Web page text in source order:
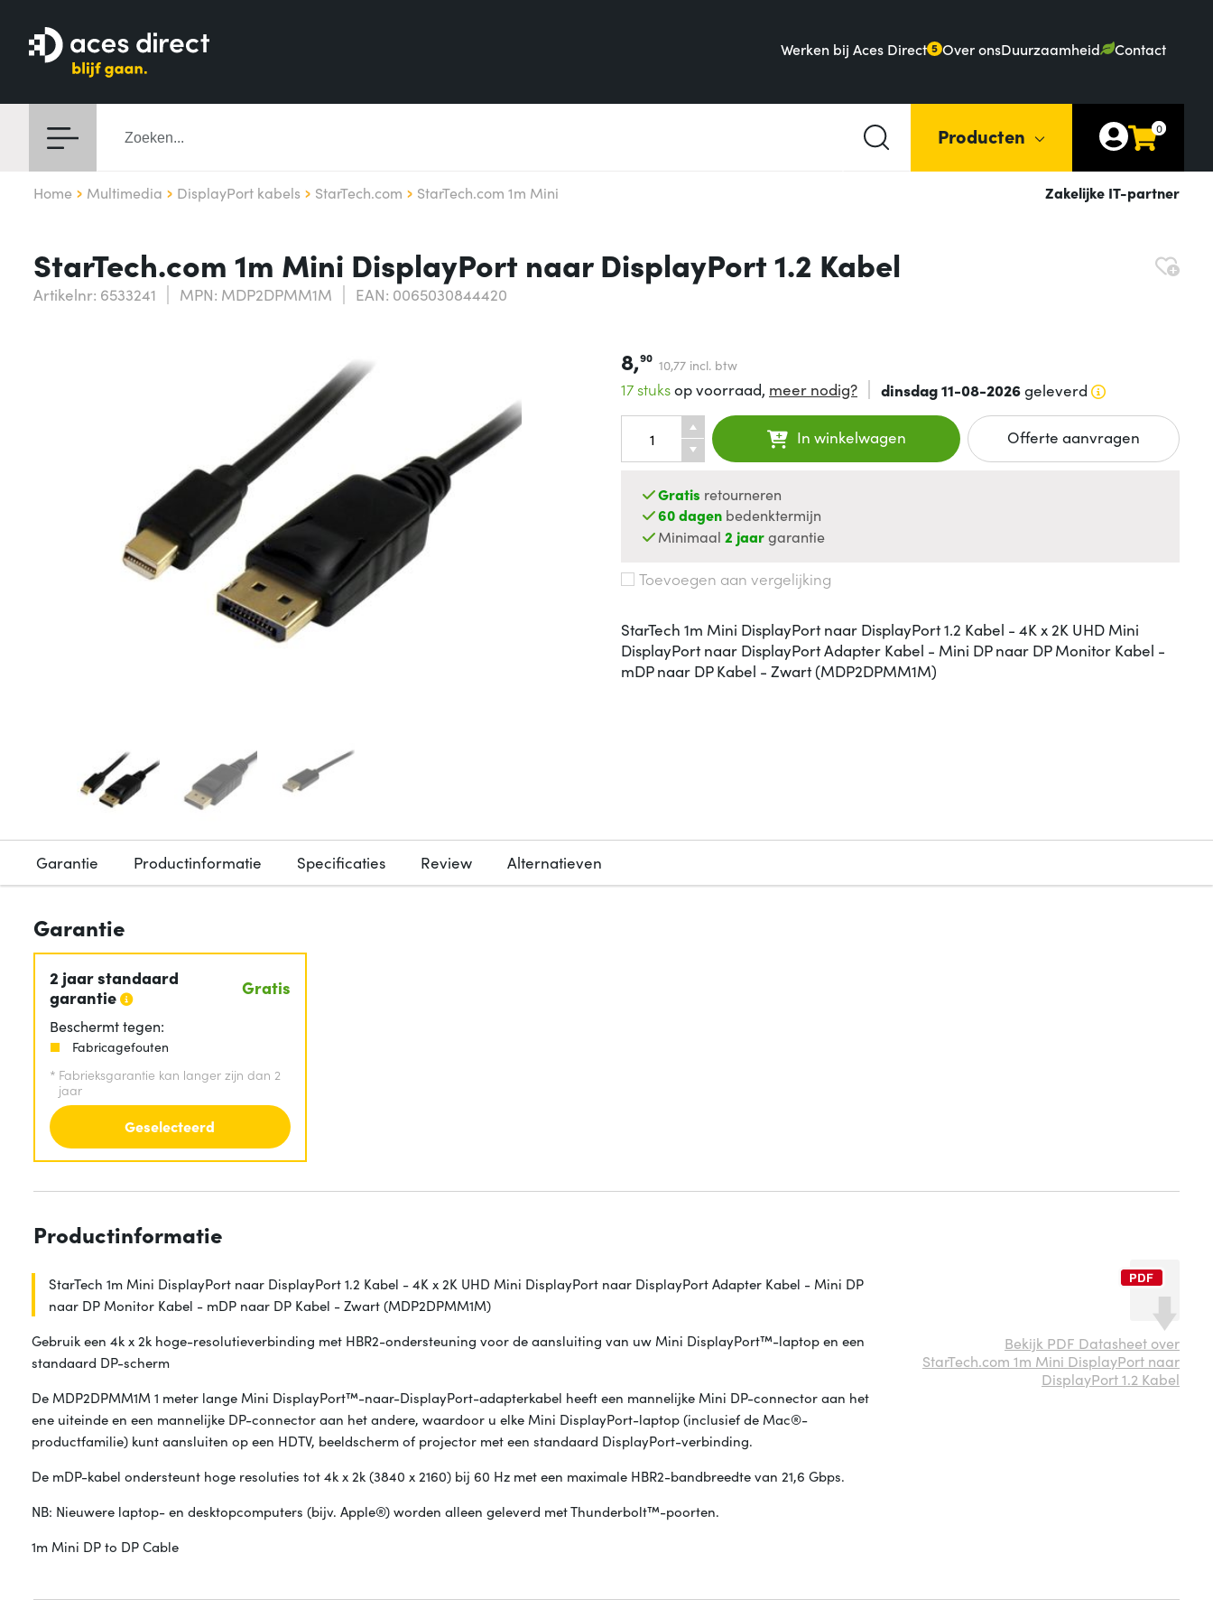
Werken bij Aces Direct 5 Over onsDuurzaamheid Contact
Producten 0
Home Multimedia DisplayPort kabels StarTech.com StarTech.com 1m Mini Zakelijke IT-partner
StarTech.com 1m Mini DisplayPort naar DisplayPort 1.2 Kabel
Artikelnr: 6533241 MPN: MDP2DPMM1M EAN: 0065030844420
8,90 10,77 incl. btw
17 stuksop voorraad, meer nodig? dinsdag 11-08-2026geleverd
In winkelwagen Offerte aanvragen
Gratis retourneren
60 dagen bedenktermijn
Minimaal2 jaargarantie
Toevoegen aan vergelijking
StarTech 1m Mini DisplayPort naar DisplayPort 1.2 Kabel - 4K x 2K UHD Mini
DisplayPort naar DisplayPort Adapter Kabel - Mini DP naar DP Monitor Kabel -
mDP naar DP Kabel - Zwart (MDP2DPMM1M)
Garantie Productinformatie Specificaties Review Alternatieven
Garantie
2 jaar standaard
garantie
Gratis
Beschermt tegen:
Fabricagefouten
* Fabrieksgarantie kan langer zijn dan 2
jaar
Geselecteerd
Productinformatie
StarTech 1m Mini DisplayPort naar DisplayPort 1.2 Kabel - 4K x 2K UHD Mini DisplayPort naar DisplayPort Adapter Kabel - Mini DP
naar DP Monitor Kabel - mDP naar DP Kabel - Zwart (MDP2DPMM1M)
Gebruik een 4k x 2k hoge-resolutieverbinding met HBR2-ondersteuning voor de aansluiting van uw Mini DisplayPort™-laptop en een
standaard DP-scherm
De MDP2DPMM1M 1 meter lange Mini DisplayPort™-naar-DisplayPort-adapterkabel heeft een mannelijke Mini DP-connector aan het
ene uiteinde en een mannelijke DP-connector aan het andere, waardoor u elke Mini DisplayPort-laptop (inclusief de Mac®-
productfamilie) kunt aansluiten op een HDTV, beeldscherm of projector met een standaard DisplayPort-verbinding.
De mDP-kabel ondersteunt hoge resoluties tot 4k x 2k (3840 x 2160) bij 60 Hz met een maximale HBR2-bandbreedte van 21,6 Gbps.
NB: Nieuwere laptop- en desktopcomputers (bijv. Apple®) worden alleen geleverd met Thunderbolt™-poorten.
1m Mini DP to DP Cable
Bekijk PDF Datasheet over
StarTech.com 1m Mini DisplayPort naar
DisplayPort 1.2 Kabel